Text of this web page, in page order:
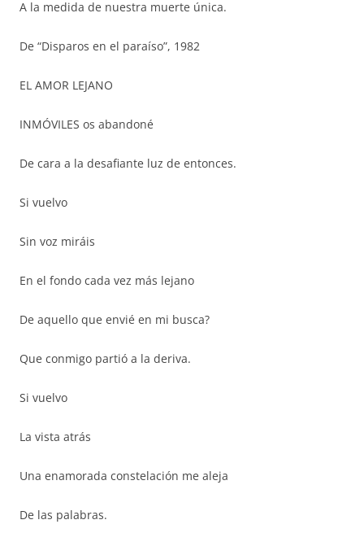
A la medida de nuestra muerte única.
De “Disparos en el paraíso”, 1982
EL AMOR LEJANO
INMÓVILES os abandoné
De cara a la desafiante luz de entonces.
Si vuelvo
Sin voz miráis
En el fondo cada vez más lejano
De aquello que envié en mi busca?
Que conmigo partió a la deriva.
Si vuelvo
La vista atrás
Una enamorada constelación me aleja
De las palabras.